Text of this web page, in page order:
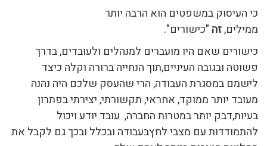
כי העיסוק במשפטים הוא הרבה יותר
ממילים,זה "כישורים".
כישורים שאם היו מועברים למנהלים ולעובדים, בדרך
פשוטה ובגובה העיניים,תוך הנחייה ברורה וקלה כיצד
לישמם במסגרת העבודה, הרי שהעסק שלכם היה נהנה
מעובד יותר ממוקד, אחראי, תקשורתי, יצירתי בפתרון
בעיות,דבק יותר במטרות החברה, עובד יודע ויכול
להתמודדות עם מצבי לחץבעבודה ובכלל ובכך גם לקבל את